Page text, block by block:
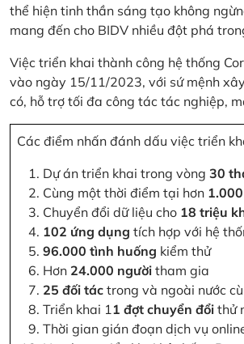
thể hiện tinh thần sáng tạo không
mang đến cho BIDV nhiều đột phá
Việc triển khai thành công hệ thống
vào ngày 15/11/2023, với sứ mệnh
có, hỗ trợ tối đa công tác tác nghiệp,
Các điểm nhấn đánh dấu việc triển
Dự án triển khai trong vòng 30
Cùng một thời điểm tại hơn
Chuyển đổi dữ liệu cho 18 triệu
102 ứng dụng tích hợp với hệ
96.000 tình huống kiểm thử
Hơn 24.000 người tham gia
25 đối tác trong và ngoài nước
Triển khai 11 đợt chuyển đổi thử
Thời gian gián đoạn dịch vụ